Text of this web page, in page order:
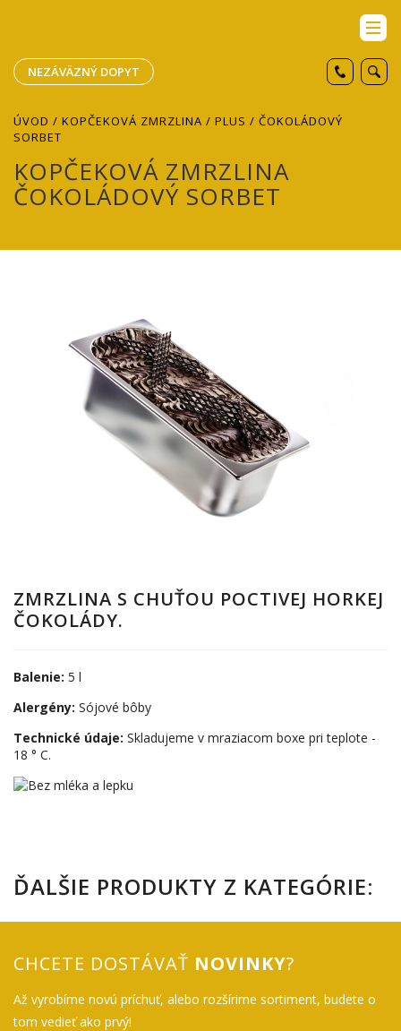
NEZÁVÄZNÝ DOPYT
ÚVOD / KOPČEKOVÁ ZMRZLINA / PLUS / ČOKOLÁDOVÝ
SORBET
KOPČEKOVÁ ZMRZLINA
ČOKOLÁDOVÝ SORBET
ZMRZLINA S CHUŤOU POCTIVEJ HORKEJ
ČOKOLÁDY.
Balenie: 5 l
Alergény: Sójové bôby
Technické údaje: Skladujeme v mraziacom boxe pri teplote -
18 ° C.
ĎALŠIE PRODUKTY Z KATEGÓRIE:
CHCETE DOSTÁVAŤ NOVINKY?
Až vyrobíme novú príchuť, alebo rozšírime sortiment, budete o
tom vedieť ako prvý!